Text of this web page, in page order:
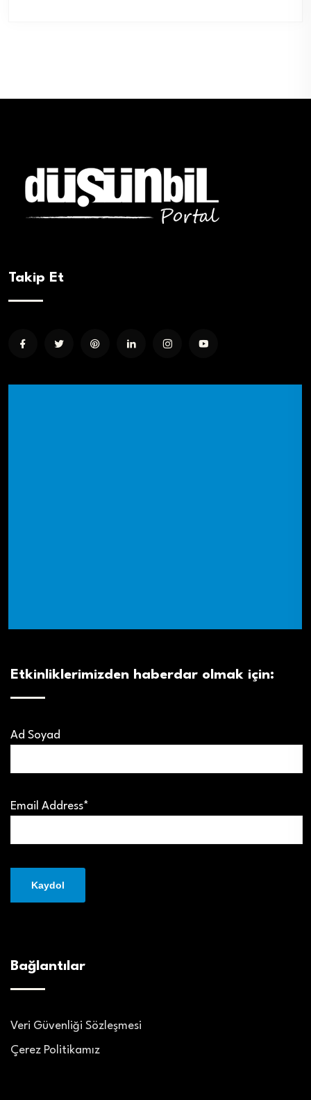
Takip Et
Etkinliklerimizden haberdar olmak için:
Ad Soyad
Email Address*
Bağlantılar
Veri Güvenliği Sözleşmesi
Çerez Politikamız